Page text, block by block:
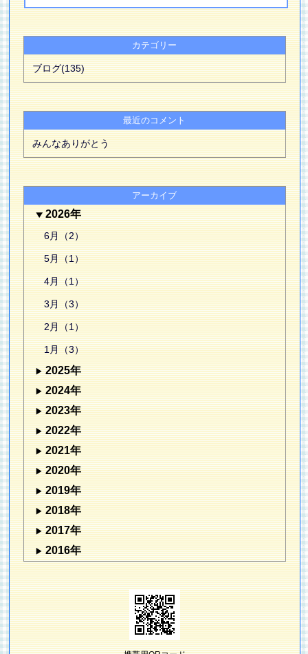
カテゴリー
ブログ(135)
最近のコメント
みんなありがとう
アーカイブ
2026年
6月（2）
5月（1）
4月（1）
3月（3）
2月（1）
1月（3）
2025年
2024年
2023年
2022年
2021年
2020年
2019年
2018年
2017年
2016年